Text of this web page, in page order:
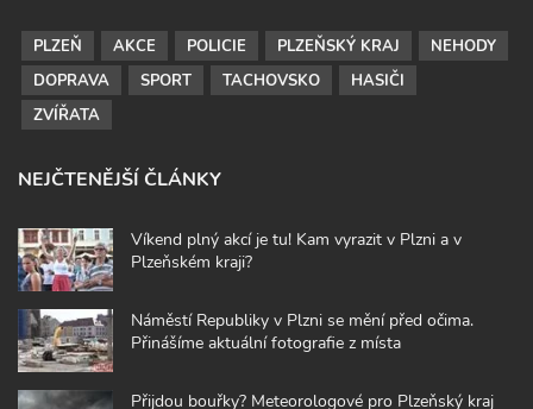
PLZEŇ AKCE POLICIE PLZEŇSKÝ KRAJ
NEHODY
DOPRAVA
SPORT TACHOVSKO
HASIČI
ZVÍŘATA
NEJČTENĚJŠÍ ČLÁNKY
Víkend plný akcí je tu! Kam vyrazit v Plzni a v
Plzeňském kraji?
Náměstí Republiky v Plzni se mění před očima.
Přinášíme aktuální fotografie z místa
Přijdou bouřky? Meteorologové pro Plzeňský kraj